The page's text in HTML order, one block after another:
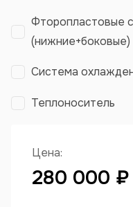
Фторопластовые
(нижние+боковые)
Система
Теплоноситель
Цена:
280 000 ₽